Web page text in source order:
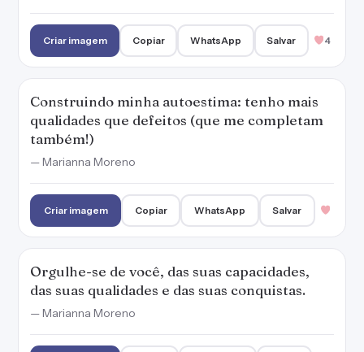
Criar imagem Copiar WhatsApp Salvar 4
Construindo minha autoestima: tenho mais
qualidades que defeitos (que me completam
também!)
— Marianna Moreno
Criar imagem Copiar WhatsApp Salvar
Orgulhe-se de você, das suas capacidades,
das suas qualidades e das suas conquistas.
— Marianna Moreno